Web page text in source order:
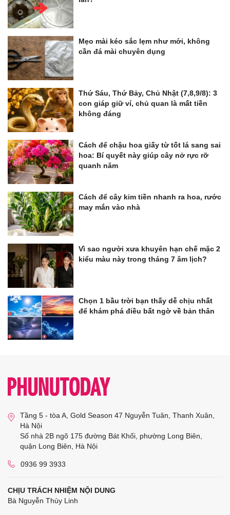
Mẹo mài kéo sắc lẹm như mới, không
cần đá mài chuyên dụng
Thứ Sáu, Thứ Bảy, Chủ Nhật (7,8,9/8): 3
con giáp giữ ví, chủ quan là mất tiền
không đáng
Cách để chậu hoa giấy từ tốt lá sang sai
hoa: Bí quyết này giúp cây nở rực rỡ
quanh năm
Cách để cây kim tiền nhanh ra hoa, rước
may mắn vào nhà
Vì sao người xưa khuyên hạn chế mặc 2
kiểu màu này trong tháng 7 âm lịch?
Chọn 1 bầu trời bạn thấy dễ chịu nhất
để khám phá điều bất ngờ về bản thân
Tầng 5 - tòa A, Gold Season 47 Nguyễn Tuân, Thanh Xuân,
Hà Nội
Số nhà 2B ngõ 175 đường Bát Khối, phường Long Biên,
quận Long Biên, Hà Nội
0936 99 3933
CHỊU TRÁCH NHIỆM NỘI DUNG
Bà Nguyễn Thùy Linh